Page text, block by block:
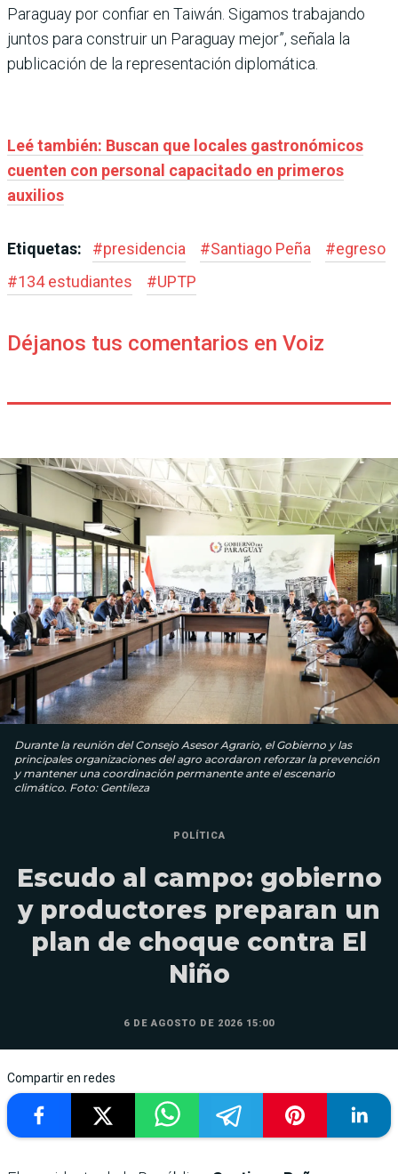
Paraguay por confiar en Taiwán. Sigamos trabajando
juntos para construir un Paraguay mejor”, señala la
publicación de la representación diplomática.
Leé también: Buscan que locales gastronómicos
cuenten con personal capacitado en primeros
auxilios
Etiquetas: #presidencia #Santiago Peña #egreso
#134 estudiantes #UPTP
Déjanos tus comentarios en Voiz
Durante la reunión del Consejo Asesor Agrario, el Gobierno y las
principales organizaciones del agro acordaron reforzar la prevención
y mantener una coordinación permanente ante el escenario
climático. Foto: Gentileza
POLÍTICA
Escudo al campo: gobierno
y productores preparan un
plan de choque contra El
Niño
6 DE AGOSTO DE 2026 15:00
Compartir en redes